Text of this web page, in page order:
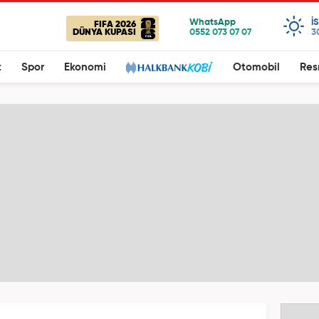
FIFA 2026
DÜNYA KUPASI
Spor Ekonomi Otomobil